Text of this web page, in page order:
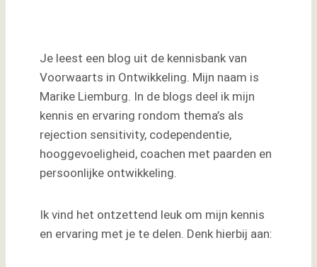
Je leest een blog uit de kennisbank van
Voorwaarts in Ontwikkeling. Mijn naam is
Marike Liemburg. In de blogs deel ik mijn
kennis en ervaring rondom thema’s als
rejection sensitivity, codependentie,
hooggevoeligheid, coachen met paarden en
persoonlijke ontwikkeling.
Ik vind het ontzettend leuk om mijn kennis
en ervaring met je te delen. Denk hierbij aan: